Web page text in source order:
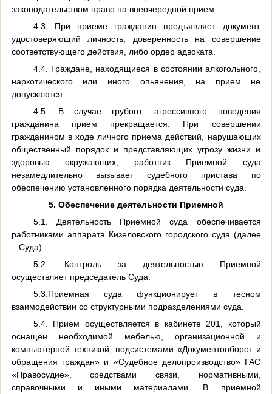
законодательством право на внеочередной прием.
4.3. При приеме гражданин предъявляет документ,
удостоверяющий личность, доверенность на совершение
соответствующего действия, либо ордер адвоката.
4.4. Граждане, находящиеся в состоянии алкогольного,
наркотического или иного опьянения, на прием не
допускаются.
4.5. В случае грубого, агрессивного поведения
гражданина прием прекращается. При совершении
гражданином в ходе личного приема действий, нарушающих
общественный порядок и представляющих угрозу жизни и
здоровью окружающих, работник Приемной суда
незамедлительно вызывает судебного пристава по
обеспечению установленного порядка деятельности суда.
5. Обеспечение деятельности Приемной
5.1. Деятельность Приемной суда обеспечивается
работниками аппарата Кизеловского городского суда (далее
– Суда).
5.2. Контроль за деятельностью Приемной
осуществляет председатель Суда.
5.3.Приемная суда функционирует в тесном
взаимодействии со структурными подразделениями суда.
5.4. Прием осуществляется в кабинете 201, который
оснащен необходимой мебелью, организационной и
компьютерной техникой, подсистемами «Документооборот и
обращения граждан» и «Судебное делопроизводство» ГАС
«Правосудие», средствами связи, нормативными,
справочными и иными материалами. В приемной